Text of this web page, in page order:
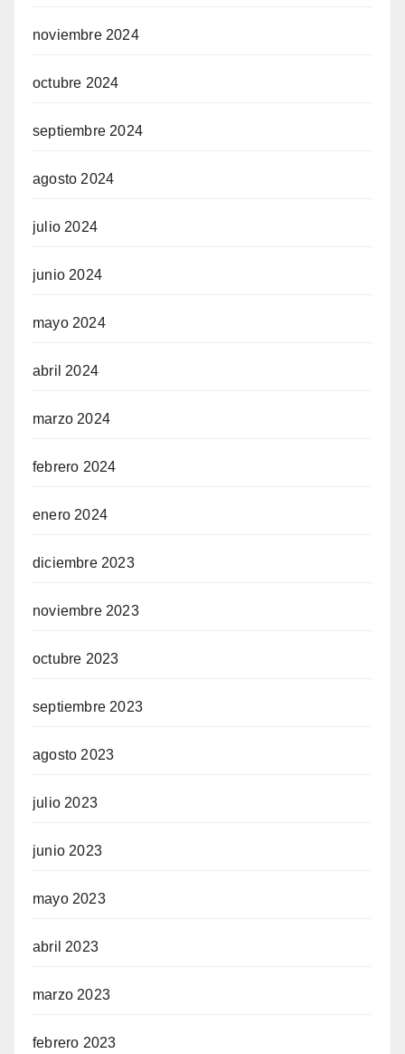
noviembre 2024
octubre 2024
septiembre 2024
agosto 2024
julio 2024
junio 2024
mayo 2024
abril 2024
marzo 2024
febrero 2024
enero 2024
diciembre 2023
noviembre 2023
octubre 2023
septiembre 2023
agosto 2023
julio 2023
junio 2023
mayo 2023
abril 2023
marzo 2023
febrero 2023